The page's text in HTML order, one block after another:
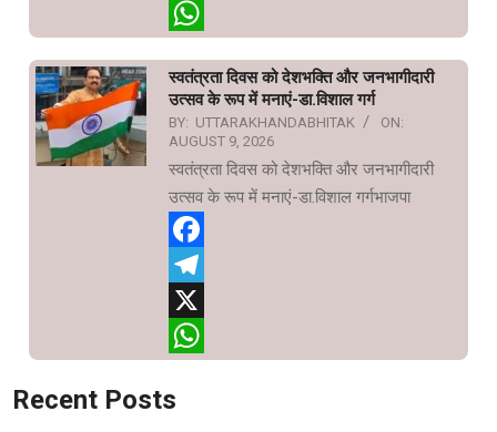
X
स्वतंत्रता दिवस को देशभक्ति और जनभागीदारी
उत्सव के रूप में मनाएं-डा.विशाल गर्ग
BY: UTTARAKHANDABHITAK
ON:
AUGUST 9, 2026
स्वतंत्रता दिवस को देशभक्ति और जनभागीदारी
उत्सव के रूप में मनाएं-डा.विशाल गर्गभाजपा
Facebook
Telegram
X
Recent Posts